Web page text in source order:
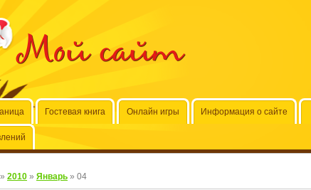
Мой сайт
Гостевая книга Онлайн игры Информация о сайте
» 2010 » Январь » 04